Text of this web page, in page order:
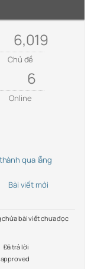
6,019
Chủ đề
6
Online
qua lẵng
Bài viết mới
chứa bài viết chưa đọc
Đã trả lời